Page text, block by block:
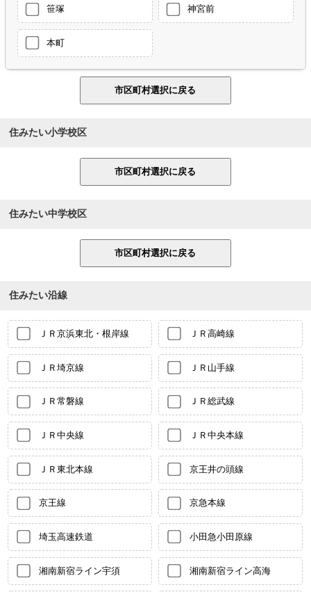
笹塚 神宮前
本町
住みたい小学校区
住みたい中学校区
住みたい沿線
ＪＲ京浜東北・根岸線 ＪＲ高崎線
ＪＲ埼京線 ＪＲ山手線
ＪＲ常磐線 ＪＲ総武線
ＪＲ中央線 ＪＲ中央本線
ＪＲ東北本線 京王井の頭線
京王線 京急本線
埼玉高速鉄道 小田急小田原線
湘南新宿ライン宇須 湘南新宿ライン高海